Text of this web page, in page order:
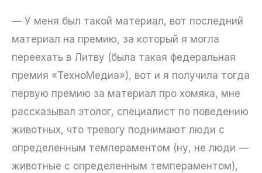
— У меня был такой материал, вот последний
материал на премию, за который я могла
переехать в Литву (была такая федеральная
премия «ТехноМедиа»), вот и я получила тогда
первую премию за материал про хомяка, мне
рассказывал этолог, специалист по поведению
животных, что тревогу поднимают люди с
определенным темпераментом (ну, не люди —
животные с определенным темпераментом),